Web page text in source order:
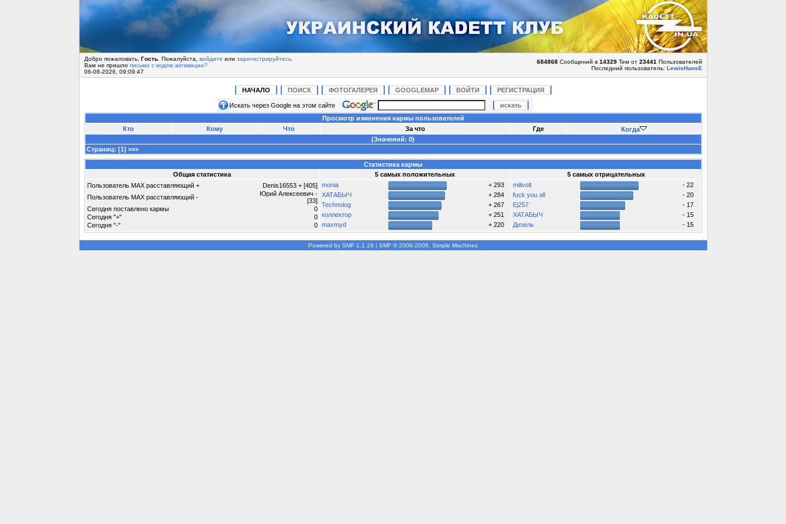
Добро пожаловать, Гость. Пожалуйста, войдите или зарегистрируйтесь.
Вам не пришло письмо с кодом активации?
06-08-2026, 09:09:47
684868Сообщений в 14329Тем от 23441 Пользователей
Последний пользователь: LewisHunsE
НАЧАЛО ПОИСК ФОТОГАЛЕРЕЯ GOOGLEMAP ВОЙТИ РЕГИСТРАЦИЯ
Искать через Google на этом сайте
Просмотр изменения кармы пользователей
Кто
Кому Что За что Где
Когда
(Значений: 0)
Страниц: [1] »»»
Статистика кармы
Общая статистика
5 самых положительных
5 самых отрицательных
Пользователь MAX расставляющий +
Denis16553 + [405]
Пользователь MAX расставляющий -
Юрий Алексеевич -
[33]
Сегодня поставлено кармы
0
Сегодня "+"
0
Сегодня "-"
0
monia
+ 293
ХАТАБЫЧ
+ 284
Technolog
+ 267
коллектор
+ 251
maxmyd
+ 220
milivolt
- 22
fuck you all
- 20
Ej257
- 17
ХАТАБЫЧ
- 15
Дизель
- 15
Powered by SMF 1.1.19 | SMF © 2006-2008, Simple Machines